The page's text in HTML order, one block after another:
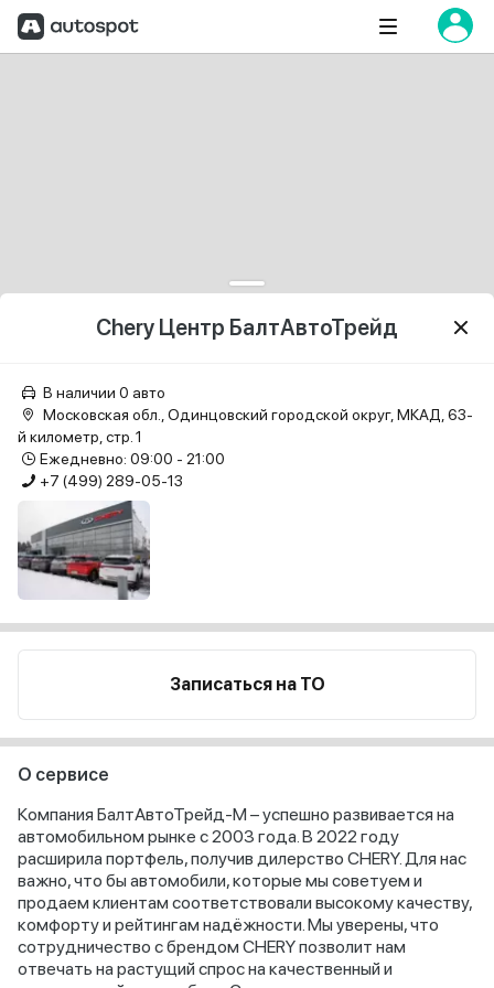
Chery Центр БалтАвтоТрейд
В наличии 0 авто
Московская обл., Одинцовский городской округ, МКАД, 63-
й километр, стр. 1
Ежедневно: 09:00 - 21:00
+7 (499) 289-05-13
Записаться на ТО
О сервисе
Компания БалтАвтоТрейд-М – успешно развивается на
автомобильном рынке с 2003 года. В 2022 году
расширила портфель, получив дилерство CHERY. Для нас
важно, что бы автомобили, которые мы советуем и
продаем клиентам соответствовали высокому качеству,
комфорту и рейтингам надёжности. Мы уверены, что
сотрудничество с брендом CHERY позволит нам
отвечать на растущий спрос на качественный и